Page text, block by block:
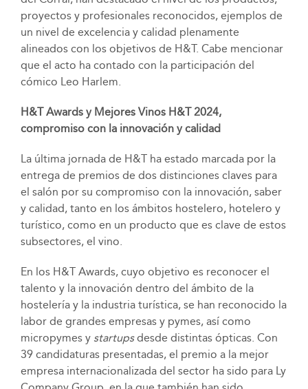
proyectos y profesionales reconocidos, ejemplos de
un nivel de excelencia y calidad plenamente
alineados con los objetivos de H&T. Cabe mencionar
que el acto ha contado con la participación del
cómico Leo Harlem.
H&T Awards y Mejores Vinos H&T 2024,
compromiso con la innovación y calidad
La última jornada de H&T ha estado marcada por la
entrega de premios de dos distinciones claves para
el salón por su compromiso con la innovación, saber
y calidad, tanto en los ámbitos hostelero, hotelero y
turístico, como en un producto que es clave de estos
subsectores, el vino.
En los H&T Awards, cuyo objetivo es reconocer el
talento y la innovación dentro del ámbito de la
hostelería y la industria turística, se han reconocido la
labor de grandes empresas y pymes, así como
micropymes y startupsdesde distintas ópticas. Con
39 candidaturas presentadas, el premio a la mejor
empresa internacionalizada del sector ha sido para Ly